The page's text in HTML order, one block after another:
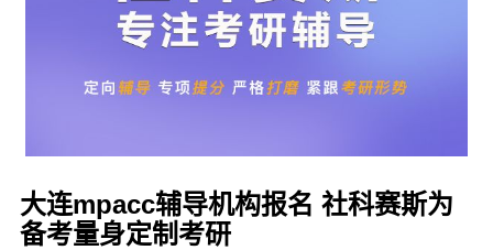
大连mpacc辅导机构报名 社科赛斯为
备考量身定制考研